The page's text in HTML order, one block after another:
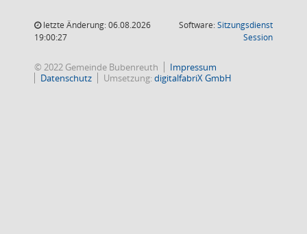
letzte Änderung: 06.08.2026
19:00:27
Software:Sitzungsdienst
Session(Wird in
© 2022 Gemeinde Bubenreuth
Impressum
Datenschutz
Umsetzung:digitalfabriX GmbH